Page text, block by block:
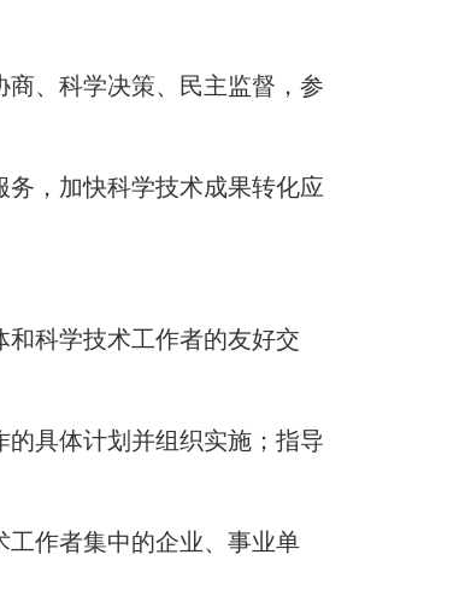
商、科学决策、民主监督，参
务，加快科学技术成果转化应
和科学技术工作者的友好交
的具体计划并组织实施；指导
工作者集中的企业、事业单